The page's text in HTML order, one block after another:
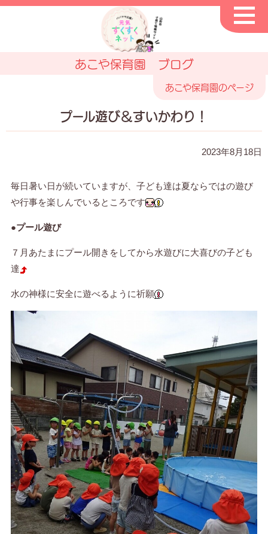
あこや保育園 ブログ
あこや保育園のページ
プール遊び＆すいかわり！
2023年8月18日
毎日暑い日が続いていますが、子ども達は夏ならではの遊び
や行事を楽しんでいるところです
●プール遊び
７月あたまにプール開きをしてから水遊びに大喜びの子ども
達
水の神様に安全に遊べるように祈願